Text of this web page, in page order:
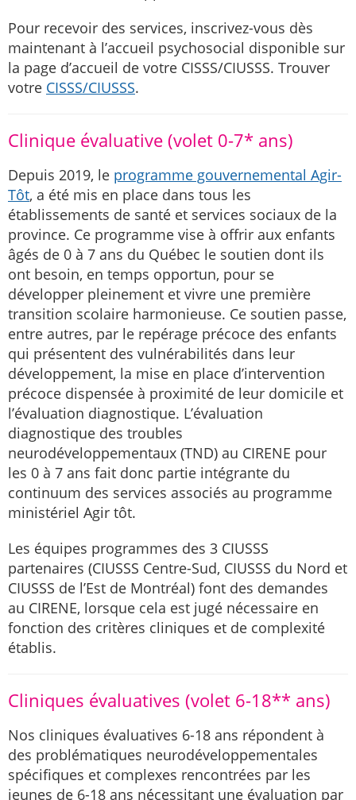
Pour recevoir des services, inscrivez-vous dès
maintenant à l’accueil psychosocial disponible sur
la page d’accueil de votre CISSS/CIUSSS. Trouver
votre CISSS/CIUSSS.
Clinique évaluative (volet 0-7* ans)
Depuis 2019, le programme gouvernemental Agir-
Tôt, a été mis en place dans tous les
établissements de santé et services sociaux de la
province. Ce programme vise à offrir aux enfants
âgés de 0 à 7 ans du Québec le soutien dont ils
ont besoin, en temps opportun, pour se
développer pleinement et vivre une première
transition scolaire harmonieuse. Ce soutien passe,
entre autres, par le repérage précoce des enfants
qui présentent des vulnérabilités dans leur
développement, la mise en place d’intervention
précoce dispensée à proximité de leur domicile et
l’évaluation diagnostique. L’évaluation
diagnostique des troubles
neurodéveloppementaux (TND) au CIRENE pour
les 0 à 7 ans fait donc partie intégrante du
continuum des services associés au programme
ministériel Agir tôt.
Les équipes programmes des 3 CIUSSS
partenaires (CIUSSS Centre-Sud, CIUSSS du Nord et
CIUSSS de l’Est de Montréal) font des demandes
au CIRENE, lorsque cela est jugé nécessaire en
fonction des critères cliniques et de complexité
établis.
Cliniques évaluatives (volet 6-18** ans)
Nos cliniques évaluatives 6-18 ans répondent à
des problématiques neurodéveloppementales
spécifiques et complexes rencontrées par les
jeunes de 6-18 ans nécessitant une évaluation par